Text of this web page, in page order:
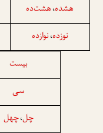
هشده،هشت‌ده
نوزده،نوازده
بیست
سی
چل،چهل